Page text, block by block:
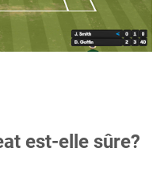
est-elle sûre?